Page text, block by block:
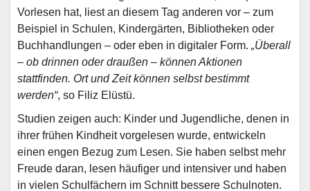
Vorlesen hat, liest an diesem Tag anderen vor – zum
Beispiel in Schulen, Kindergärten, Bibliotheken oder
Buchhandlungen – oder eben in digitaler Form. „Überall
– ob drinnen oder draußen – können Aktionen
stattfinden. Ort und Zeit können selbst bestimmt
werden“, so Filiz Elüstü.
Studien zeigen auch: Kinder und Jugendliche, denen in
ihrer frühen Kindheit vorgelesen wurde, entwickeln
einen engen Bezug zum Lesen. Sie haben selbst mehr
Freude daran, lesen häufiger und intensiver und haben
in vielen Schulfächern im Schnitt bessere Schulnoten.